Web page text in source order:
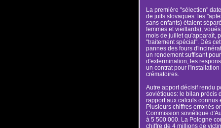
La première "sélection"
de juifs slovaques: les
sans enfants) étaient
femmes et vieillards),
mois de juillet qu'apparaît,
"traitement spécial". Dès
pannes des fours
un rendement suffisant
d'extermination, les
un contrat pour
crématoires.
Autre apport décisif rendu
soviétiques: le bilan précis
rapport aux calculs connus
Plusieurs chiffres erronés
Commission soviétique
à 5 500 000. La Pologne
chiffre de 4 millions de